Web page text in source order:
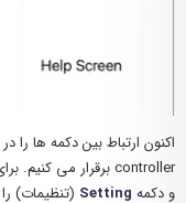
اکنون ارتباط بین دکمه ها را در
و دکمه Setting